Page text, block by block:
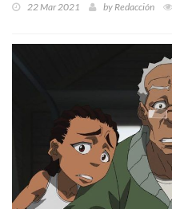
22 Mar 2021 byRedacción